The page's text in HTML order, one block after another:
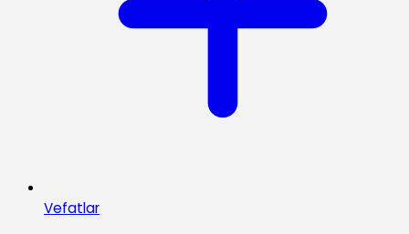
Vefatlar